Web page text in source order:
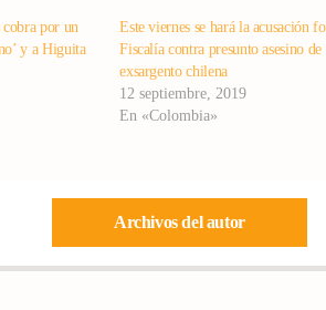
por un
y a Higuita
Este viernes se hará la acusación
Fiscalía contra presunto asesino de
exsargento chilena
12 septiembre, 2019
En «Colombia»
Archivos del autor